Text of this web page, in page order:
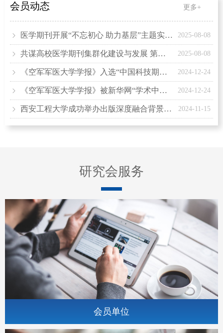
会员动态 更多+
2025-08-08
ꁇ 医学期刊开展“不忘初心 助力基层”主题实践公益活动第五站 暨“乌蒙先锋筑杏林 红色基因润岐黄”党建活动
2025-08-08
ꁇ 共谋高校医学期刊集群化建设与发展 第五届中国高校医学期刊创新融合发展学术会议在新疆召开
2024-12-24
ꁇ 《空军军医大学学报》入选“中国科技期刊卓越行动计划(二期)”集群(集团)化试点项目(B-01)之“中国高校医学集群系列期刊”创始成员刊
2024-12-24
ꁇ 《空军军医大学学报》被新华网“学术中国-知识产权服务平台”收录
2024-11-15
ꁇ 西安工程大学成功举办出版深度融合背景下期刊质量提升研讨会
研究会服务
会员单位